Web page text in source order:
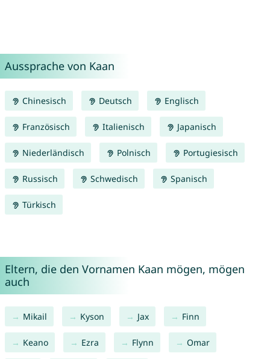
Aussprache von Kaan
Chinesisch Deutsch Englisch
Französisch Italienisch Japanisch
Niederländisch Polnisch Portugiesisch
Russisch Schwedisch Spanisch
Türkisch
Eltern, die den Vornamen Kaan mögen, mögen
auch
Mikail Kyson Jax Finn
Keano Ezra Flynn Omar